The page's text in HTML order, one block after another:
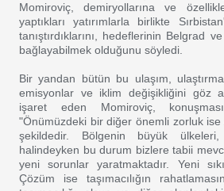
Momiroviç, demiryollarına ve
yaptıkları yatırımlarla birlikte
tanıştırdıklarını, hedeflerinin Belgrad
bağlayabilmek olduğunu söyledi.
Bir yandan bütün bu ulaşım, ulaştırma
emisyonlar ve iklim değişikliğini göz
işaret eden Momiroviç,
"Önümüzdeki bir diğer önemli zorluk
şekildedir. Bölgenin büyük
halindeyken bu durum bizlere tabii
yeni sorunlar yaratmaktadır. Yeni
Çözüm ise taşımacılığın